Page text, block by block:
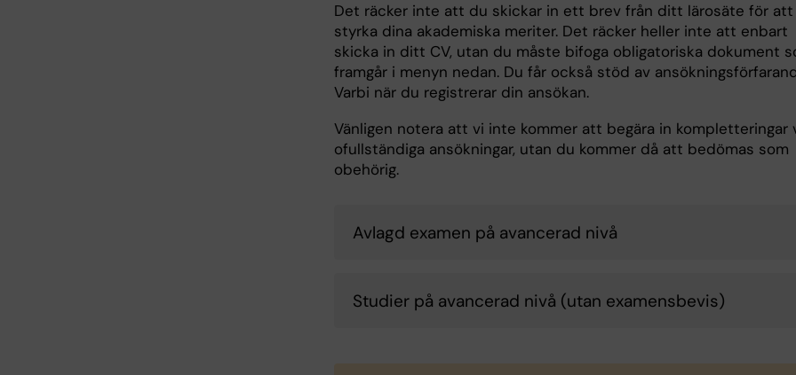
Det räcker inte att du skickar in ett brev från ditt lärosäte för att
styrka dina akademiska meriter. Det räcker heller inte att enbart
skicka in ditt CV, utan du måste bifoga obligatoriska dokument
framgår i menyn nedan. Du får också stöd av
Varbi när du registrerar din ansökan.
Vänligen notera att vi inte kommer att begära in kompletteringar
ofullständiga ansökningar, utan du kommer då att bedömas som
obehörig.
Avlagd examen på avancerad nivå
Studier på avancerad nivå (utan examensbevis)